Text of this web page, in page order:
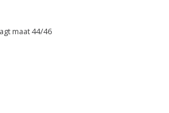
maat 44/46